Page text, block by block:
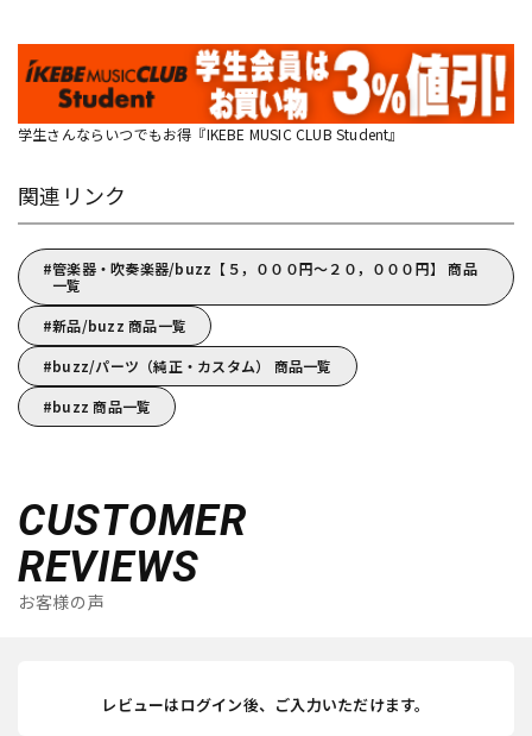
学生さんならいつでもお得『IKEBE MUSIC CLUB Student』
関連リンク
管楽器・吹奏楽器/buzz【５，０００円～２０，０００円】 商品
一覧
新品/buzz 商品一覧
buzz/パーツ（純正・カスタム） 商品一覧
buzz 商品一覧
CUSTOMER
REVIEWS
お客様の声
レビューはログイン後、ご入力いただけます。